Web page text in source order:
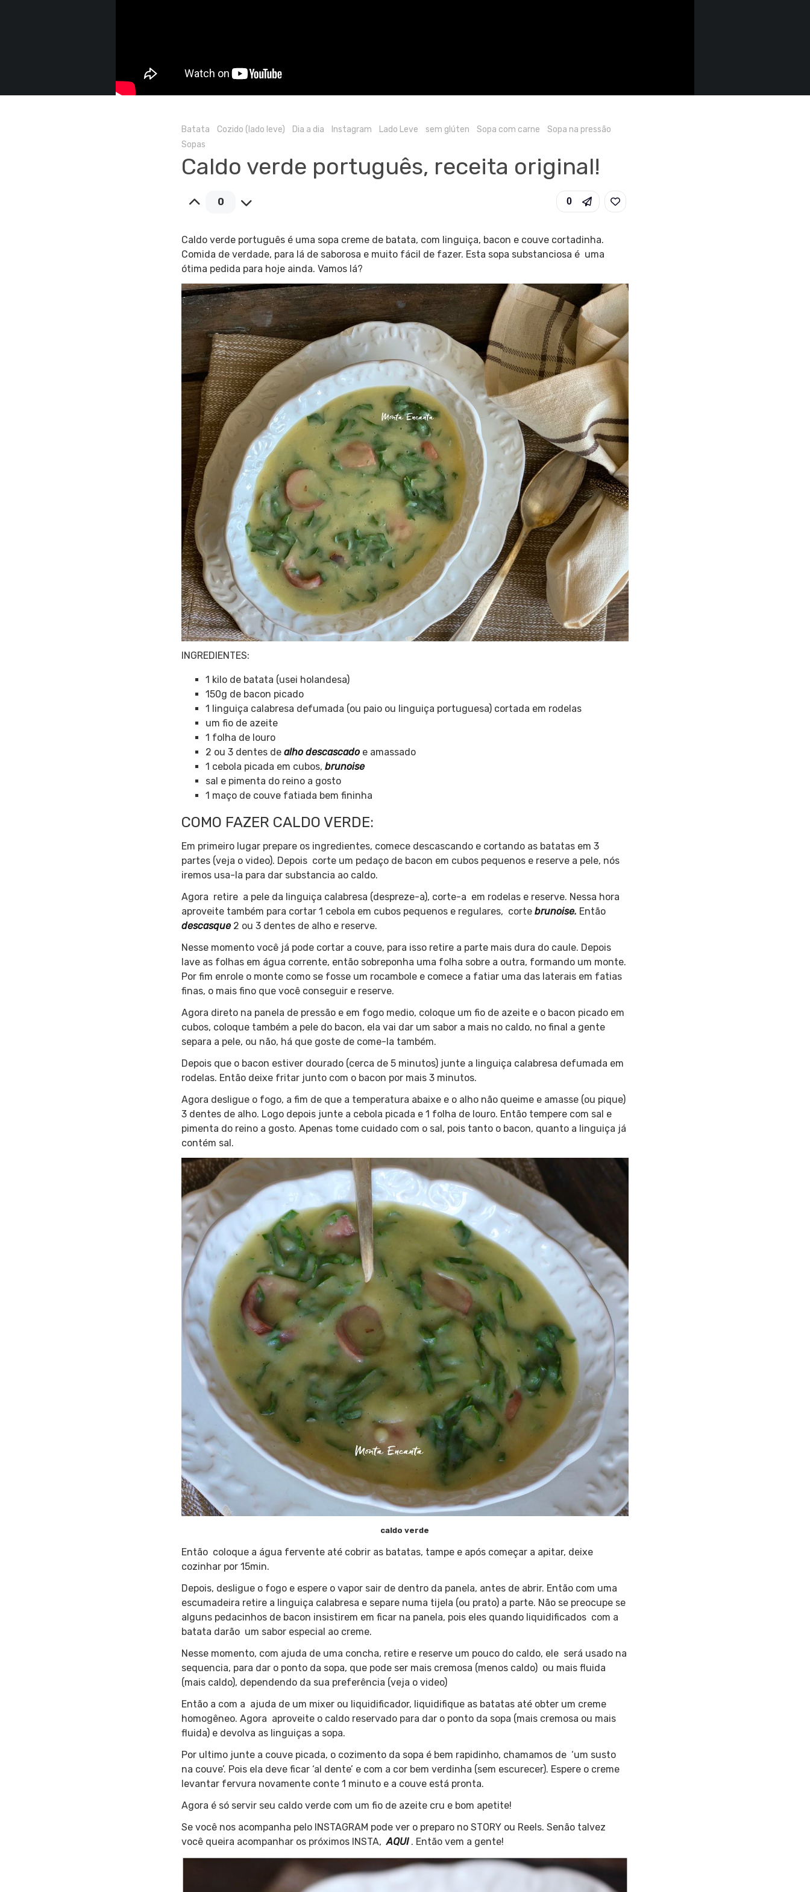
Batata Cozido (lado leve) Dia a dia Instagram Lado Leve sem glúten Sopa com carne
Sopa na pressão
Sopas
Caldo verde português, receita original!
0 0
Caldo verde português é uma sopa creme de batata, com linguiça, bacon e couve cortadinha.
Comida de verdade, para lá de saborosa e muito fácil de fazer. Esta sopa substanciosa é uma
ótima pedida para hoje ainda. Vamos lá?
INGREDIENTES:
1 kilo de batata (usei holandesa)
150g de bacon picado
1 linguiça calabresa defumada (ou paio ou linguiça portuguesa) cortada em rodelas
um fio de azeite
1 folha de louro
2 ou 3 dentes dealho descascado e amassado
1 cebola picada em cubos,brunoise
sal e pimenta do reino a gosto
1 maço de couve fatiada bem fininha
COMO FAZER CALDO VERDE:
Em primeiro lugar prepare os ingredientes, comece descascando e cortando as batatas em 3
partes (veja o video). Depois corte um pedaço de bacon em cubos pequenos e reserve a pele, nós
iremos usa-la para dar substancia ao caldo.
Agora retire a pele da linguiça calabresa (despreze-a), corte-a em rodelas e reserve. Nessa hora
aproveite também para cortar 1 cebola em cubos pequenos e regulares, cortebrunoise. Então
descasque 2 ou 3 dentes de alho e reserve.
Nesse momento você já pode cortar a couve, para isso retire a parte mais dura do caule. Depois
lave as folhas em água corrente, então sobreponha uma folha sobre a outra, formando um monte.
Por fim enrole o monte como se fosse um rocambole e comece a fatiar uma das laterais em fatias
finas, o mais fino que você conseguir e reserve.
Agora direto na panela de pressão e em fogo medio, coloque um fio de azeite e o bacon picado em
cubos, coloque também a pele do bacon, ela vai dar um sabor a mais no caldo, no final a gente
separa a pele, ou não, há que goste de come-la também.
Depois que o bacon estiver dourado (cerca de 5 minutos) junte a linguiça calabresa defumada em
rodelas. Então deixe fritar junto com o bacon por mais 3 minutos.
Agora desligue o fogo, a fim de que a temperatura abaixe e o alho não queime e amasse (ou pique)
3 dentes de alho. Logo depois junte a cebola picada e 1 folha de louro. Então tempere com sal e
pimenta do reino a gosto. Apenas tome cuidado com o sal, pois tanto o bacon, quanto a linguiça já
contém sal.
caldo verde
Então coloque a água fervente até cobrir as batatas, tampe e após começar a apitar, deixe
cozinhar por 15min.
Depois, desligue o fogo e espere o vapor sair de dentro da panela, antes de abrir. Então com uma
escumadeira retire a linguiça calabresa e separe numa tijela (ou prato) a parte. Não se preocupe se
alguns pedacinhos de bacon insistirem em ficar na panela, pois eles quando liquidificados com a
batata darão um sabor especial ao creme.
Nesse momento, com ajuda de uma concha, retire e reserve um pouco do caldo, ele será usado na
sequencia, para dar o ponto da sopa, que pode ser mais cremosa (menos caldo) ou mais fluida
(mais caldo), dependendo da sua preferência (veja o video)
Então a com a ajuda de um mixer ou liquidificador, liquidifique as batatas até obter um creme
homogêneo. Agora aproveite o caldo reservado para dar o ponto da sopa (mais cremosa ou mais
fluida) e devolva as linguiças a sopa.
Por ultimo junte a couve picada, o cozimento da sopa é bem rapidinho, chamamos de ‘um susto
na couve’. Pois ela deve ficar ‘al dente’ e com a cor bem verdinha (sem escurecer). Espere o creme
levantar fervura novamente conte 1 minuto e a couve está pronta.
Agora é só servir seu caldo verde com um fio de azeite cru e bom apetite!
Se você nos acompanha pelo INSTAGRAM pode ver o preparo no STORY ou Reels. Senão talvez
você queira acompanhar os próximos INSTA,AQUI. Então vem a gente!